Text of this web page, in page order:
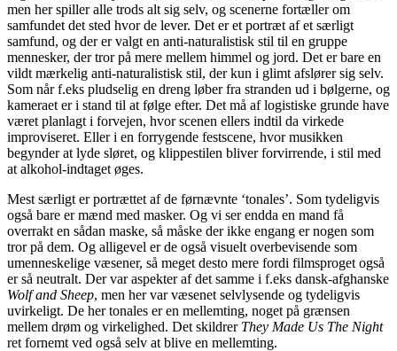
men her spiller alle trods alt sig selv, og scenerne fortæller om
samfundet det sted hvor de lever. Det er et portræt af et særligt
samfund, og der er valgt en anti-naturalistisk stil til en gruppe
mennesker, der tror på mere mellem himmel og jord. Det er bare en
vildt mærkelig anti-naturalistisk stil, der kun i glimt afslører sig selv.
Som når f.eks pludselig en dreng løber fra stranden ud i bølgerne, og
kameraet er i stand til at følge efter. Det må af logistiske grunde have
været planlagt i forvejen, hvor scenen ellers indtil da virkede
improviseret. Eller i en forrygende festscene, hvor musikken
begynder at lyde sløret, og klippestilen bliver forvirrende, i stil med
at alkohol-indtaget øges.
Mest særligt er portrættet af de førnævnte ‘tonales’. Som tydeligvis
også bare er mænd med masker. Og vi ser endda en mand få
overrakt en sådan maske, så måske der ikke engang er nogen som
tror på dem. Og alligevel er de også visuelt overbevisende som
umenneskelige væsener, så meget desto mere fordi filmsproget også
er så neutralt. Der var aspekter af det samme i f.eks dansk-afghanske
Wolf and Sheep, men her var væsenet selvlysende og tydeligvis
uvirkeligt. De her tonales er en mellemting, noget på grænsen
mellem drøm og virkelighed. Det skildrer They Made Us The Night
ret fornemt ved også selv at blive en mellemting.